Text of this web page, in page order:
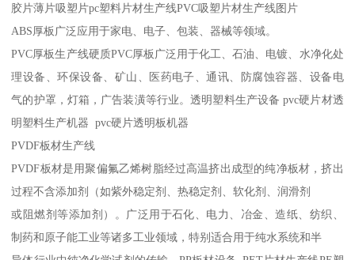
胶片薄片吸塑片pc塑料片材生产线PVC吸塑片材生产线图片
ABS厚板广泛应用于家电、电子、包装、器械等领域。
PVC厚板生产线硬质PVC厚板广泛用于化工、石油、电镀、水净化处
理设备、环保设备、矿山、医药电子、通讯、防腐蚀容器、设备电
气的护罩，灯箱，广告装潢等行业。透明塑料生产设备 pvc硬片材透
明塑料生产机器 pvc硬片透明板机器
PVDF板材生产线
PVDF板材是用聚偏氟乙烯树脂经过高温挤出成型的纯净板材，挤出
过程不含添加剂（如紫外稳定剂、热稳定剂、软化剂、润滑剂
或阻燃剂等添加剂）。广泛用于石化、电力、冶金、造纸、纺织、
制药和原子能工业等诸多工业领域，特别适合用于纯水系统和半